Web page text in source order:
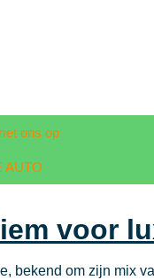
ons op
AUTO
voor
om zijn mix